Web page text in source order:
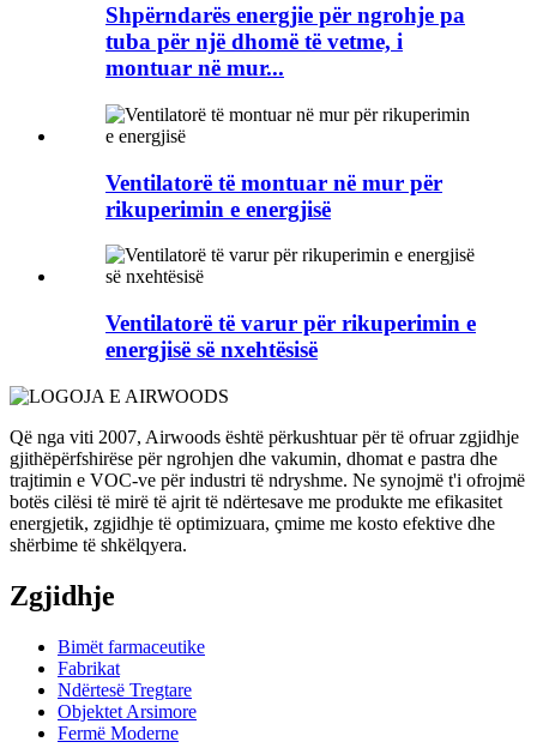
Shpërndarës energjie për ngrohje pa
tuba për një dhomë të vetme, i
montuar në mur...
Ventilatorë të montuar në mur për
rikuperimin e energjisë
Ventilatorë të varur për rikuperimin e
energjisë së nxehtësisë
Që nga viti 2007, Airwoods është përkushtuar për të ofruar zgjidhje
gjithëpërfshirëse për ngrohjen dhe vakumin, dhomat e pastra dhe
trajtimin e VOC-ve për industri të ndryshme. Ne synojmë t'i ofrojmë
botës cilësi të mirë të ajrit të ndërtesave me produkte me efikasitet
energjetik, zgjidhje të optimizuara, çmime me kosto efektive dhe
shërbime të shkëlqyera.
Zgjidhje
Bimët farmaceutike
Fabrikat
Ndërtesë Tregtare
Objektet Arsimore
Fermë Moderne